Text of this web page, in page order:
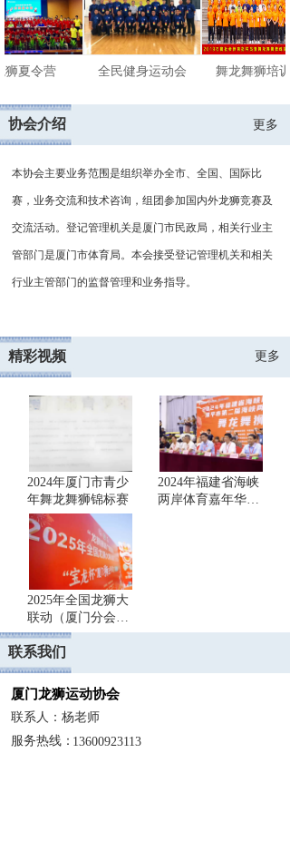
狮夏令营 全民健身运动会 舞龙舞狮培
协会介绍 更多
本协会主要业务范围是组织举办全市、全国、国际比
赛，业务交流和技术咨询，组团参加国内外龙狮竞赛及
交流活动。登记管理机关是厦门市民政局，相关行业主
管部门是厦门市体育局。本会接受登记管理机关和相关
行业主管部门的监督管理和业务指导。
精彩视频 更多
2024年厦门市青少
年舞龙舞狮锦标赛
2024年福建省海峡
两岸体育嘉年华漳
2025年全国龙狮大
联动（厦门分会
场）“宝龙杯”厦门
狮王争霸赛圆满收
官！
联系我们
厦门龙狮运动协会
联系人：杨老师
服务热线：13600923113